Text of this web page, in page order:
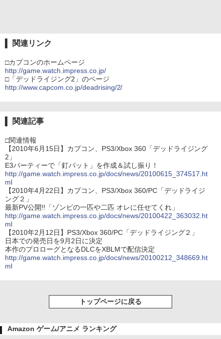
関連リンク
□カプコンのホームページ
http://game.watch.impress.co.jp/
□「デッドライジング2」のページ
http://www.capcom.co.jp/deadrising/2/
関連記事
□関連情報
【2010年6月15日】カプコン、PS3/Xbox 360「デッドライジング
2」
E3パーティーで「釘バット」を作成＆試し振り！
http://game.watch.impress.co.jp/docs/news/20100615_374517.ht
ml
【2010年4月22日】カプコン、PS3/Xbox 360/PC「デッドライジ
ング２」
最新PV公開!!「ゾンビの一匹や二匹 オレに任せてくれ」
http://game.watch.impress.co.jp/docs/news/20100422_363032.ht
ml
【2010年2月12日】PS3/Xbox 360/PC「デッドライジング２」
日本での発売日を9月2日に決定
本作のプロローグとなるDLCをXBLMで配信決定
http://game.watch.impress.co.jp/docs/news/20100212_348669.ht
ml
トップページに戻る
Amazon ゲーム/アニメ ランキング